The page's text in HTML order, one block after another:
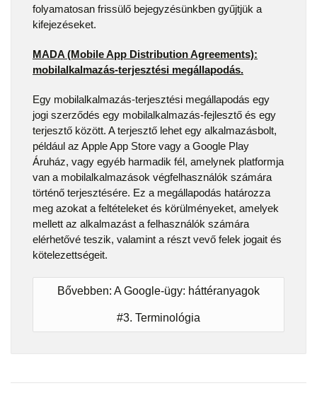
folyamatosan frissülő bejegyzésünkben gyűjtjük a
kifejezéseket.
MADA (Mobile App Distribution Agreements):
mobilalkalmazás-terjesztési megállapodás.
Egy mobilalkalmazás-terjesztési megállapodás egy
jogi szerződés egy mobilalkalmazás-fejlesztő és egy
terjesztő között. A terjesztő lehet egy alkalmazásbolt,
például az Apple App Store vagy a Google Play
Áruház, vagy egyéb harmadik fél, amelynek platformja
van a mobilalkalmazások végfelhasználók számára
történő terjesztésére. Ez a megállapodás határozza
meg azokat a feltételeket és körülményeket, amelyek
mellett az alkalmazást a felhasználók számára
elérhetővé teszik, valamint a részt vevő felek jogait és
kötelezettségeit.
Bővebben: A Google-ügy: háttéranyagok
#3. Terminológia